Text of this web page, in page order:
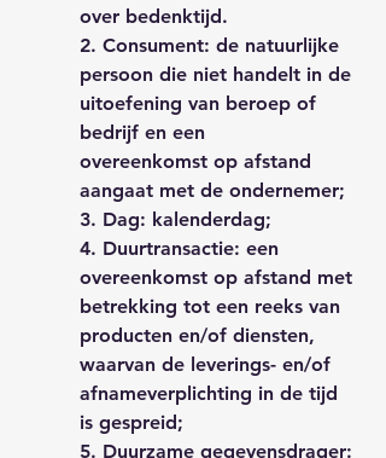
over bedenktijd.
2. Consument: de natuurlijke
persoon die niet handelt in de
uitoefening van beroep of
bedrijf en een
overeenkomst op afstand
aangaat met de ondernemer;
3. Dag: kalenderdag;
4. Duurtransactie: een
overeenkomst op afstand met
betrekking tot een reeks van
producten en/of diensten,
waarvan de leverings- en/of
afnameverplichting in de tijd
is gespreid;
5. Duurzame gegevensdrager: